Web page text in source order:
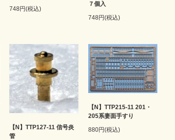
748円(税込)
７個入
748円(税込)
【N】TTP127-11 信号炎
管
【N】TTP215-11 201・
205系妻面手すり
880円(税込)